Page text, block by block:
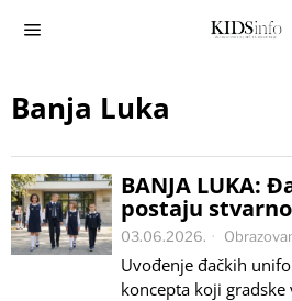
Banja Luka
BANJA LUKA:
postaju
03.06.2026.
Uvođenje đačkih
koncepta koji